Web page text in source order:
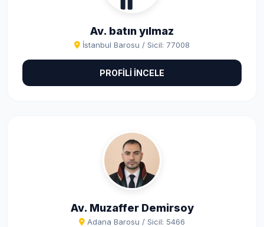
Av. batın yılmaz
İstanbul Barosu / Sicil: 77008
PROFİLİ İNCELE
Av. Muzaffer Demirsoy
Adana Barosu / Sicil: 5466